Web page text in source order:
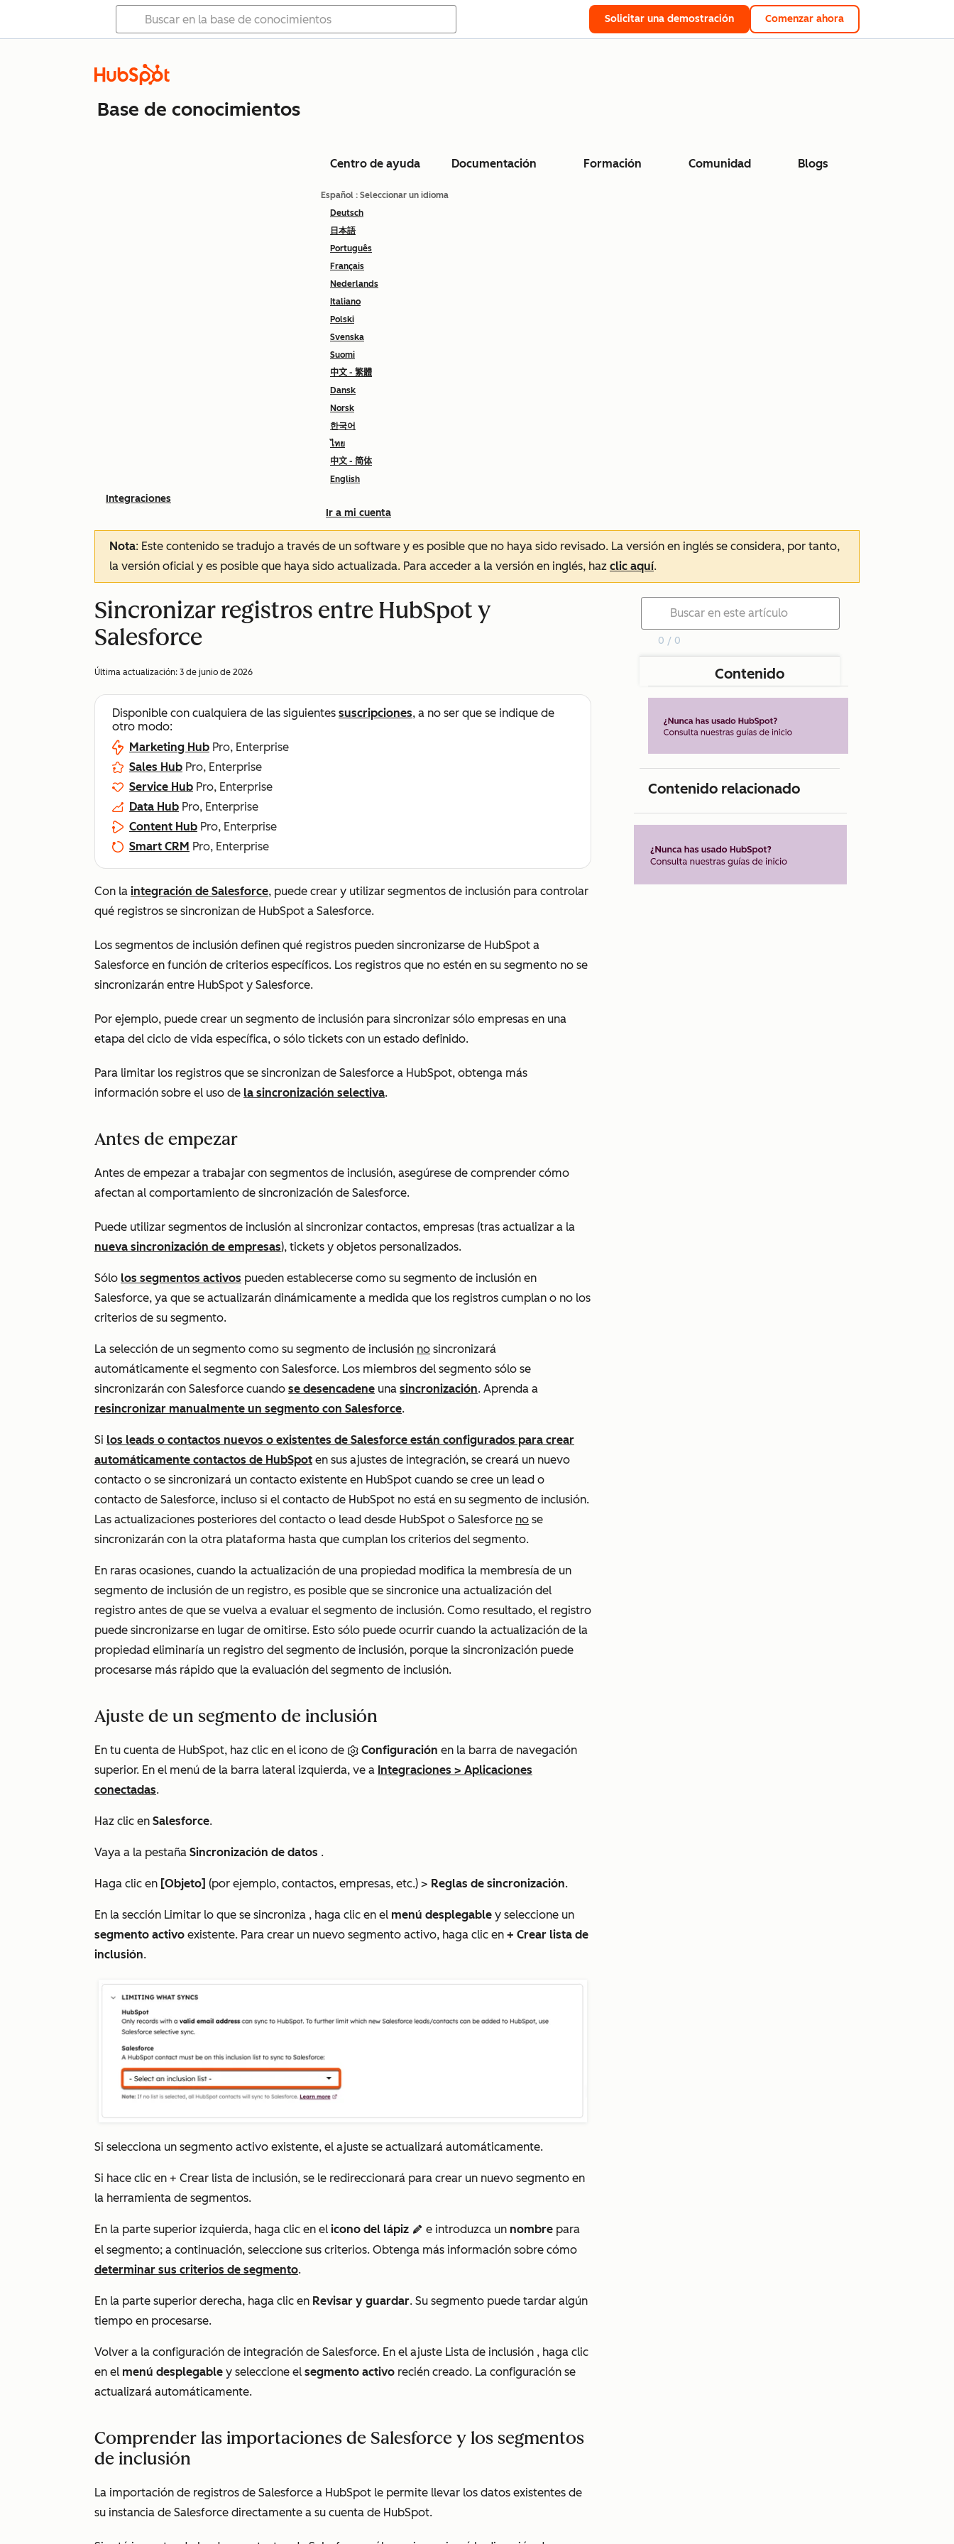
Solicitar una demostración Comenzar ahora
Base de conocimientos
Centro de ayuda Documentación Formación Comunidad Blogs
Español : Seleccionar un idioma
Deutsch
日本語
Português
Français
Nederlands
Italiano
Polski
Svenska
Suomi
中文 - 繁體
Dansk
Norsk
한국어
ไทย
中文 - 简体
English
Ir a mi cuenta
Integraciones
Nota: Este contenido se tradujo a través de un software y es posible que no haya sido revisado. La versión en inglés se considera, por tanto,
la versión oficial y es posible que haya sido actualizada. Para acceder a la versión en inglés, haz clic aquí.
Sincronizar registros entre HubSpot y
Salesforce
Última actualización: 3 de junio de 2026
Disponible con cualquiera de las siguientes suscripciones, a no ser que se indique de
otro modo:
Marketing Hub Pro, Enterprise
Sales Hub Pro, Enterprise
Service Hub Pro, Enterprise
Data Hub Pro, Enterprise
Content Hub Pro, Enterprise
Smart CRM Pro, Enterprise
Con la integración de Salesforce, puede crear y utilizar segmentos de inclusión para controlar
qué registros se sincronizan de HubSpot a Salesforce.
Los segmentos de inclusión definen qué registros pueden sincronizarse de HubSpot a
Salesforce en función de criterios específicos. Los registros que no estén en su segmento no se
sincronizarán entre HubSpot y Salesforce.
Por ejemplo, puede crear un segmento de inclusión para sincronizar sólo empresas en una
etapa del ciclo de vida específica, o sólo tickets con un estado definido.
Para limitar los registros que se sincronizan de Salesforce a HubSpot, obtenga más
información sobre el uso de la sincronización selectiva.
Antes de empezar
Antes de empezar a trabajar con segmentos de inclusión, asegúrese de comprender cómo
afectan al comportamiento de sincronización de Salesforce.
Puede utilizar segmentos de inclusión al sincronizar contactos, empresas (tras actualizar a la
nueva sincronización de empresas), tickets y objetos personalizados.
Sólo los segmentos activos pueden establecerse como su segmento de inclusión en
Salesforce, ya que se actualizarán dinámicamente a medida que los registros cumplan o no los
criterios de su segmento.
La selección de un segmento como su segmento de inclusión no sincronizará
automáticamente el segmento con Salesforce. Los miembros del segmento sólo se
sincronizarán con Salesforce cuando se desencadene una sincronización. Aprenda a
resincronizar manualmente un segmento con Salesforce.
Si los leads o contactos nuevos o existentes de Salesforce están configurados para crear
automáticamente contactos de HubSpot en sus ajustes de integración, se creará un nuevo
contacto o se sincronizará un contacto existente en HubSpot cuando se cree un lead o
contacto de Salesforce, incluso si el contacto de HubSpot no está en su segmento de inclusión.
Las actualizaciones posteriores del contacto o lead desde HubSpot o Salesforce no se
sincronizarán con la otra plataforma hasta que cumplan los criterios del segmento.
En raras ocasiones, cuando la actualización de una propiedad modifica la membresía de un
segmento de inclusión de un registro, es posible que se sincronice una actualización del
registro antes de que se vuelva a evaluar el segmento de inclusión. Como resultado, el registro
puede sincronizarse en lugar de omitirse. Esto sólo puede ocurrir cuando la actualización de la
propiedad eliminaría un registro del segmento de inclusión, porque la sincronización puede
procesarse más rápido que la evaluación del segmento de inclusión.
Ajuste de un segmento de inclusión
En tu cuenta de HubSpot, haz clic en el icono de Configuración en la barra de navegación
superior. En el menú de la barra lateral izquierda, ve a Integraciones > Aplicaciones
conectadas.
Haz clic en Salesforce.
Vaya a la pestaña Sincronización de datos .
Haga clic en [Objeto] (por ejemplo, contactos, empresas, etc.) > Reglas de sincronización.
En la sección Limitar lo que se sincroniza , haga clic en el menú desplegable y seleccione un
segmento activo existente. Para crear un nuevo segmento activo, haga clic en + Crear lista de
inclusión.
Si selecciona un segmento activo existente, el ajuste se actualizará automáticamente.
Si hace clic en + Crear lista de inclusión, se le redireccionará para crear un nuevo segmento en
la herramienta de segmentos.
En la parte superior izquierda, haga clic en el icono del lápiz edit e introduzca un nombre para
el segmento; a continuación, seleccione sus criterios. Obtenga más información sobre cómo
determinar sus criterios de segmento.
En la parte superior derecha, haga clic en Revisar y guardar. Su segmento puede tardar algún
tiempo en procesarse.
Volver a la configuración de integración de Salesforce. En el ajuste Lista de inclusión , haga clic
en el menú desplegable y seleccione el segmento activo recién creado. La configuración se
actualizará automáticamente.
Comprender las importaciones de Salesforce y los segmentos
de inclusión
La importación de registros de Salesforce a HubSpot le permite llevar los datos existentes de
su instancia de Salesforce directamente a su cuenta de HubSpot.
0 / 0
Contenido
Contenido relacionado